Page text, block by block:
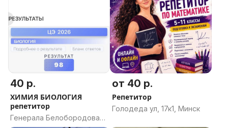
40 р.
ХИМИЯ БИОЛОГИЯ
репетитор
Генерала Белобородова
от 40 р.
Репетитор
Голодеда ул, 17к1, Минск